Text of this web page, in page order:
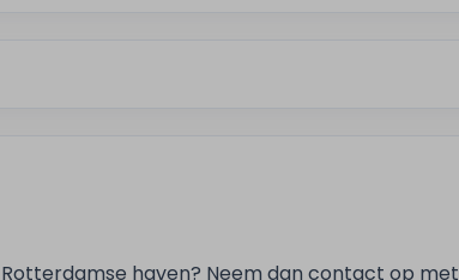
haven? Neem dan contact op met